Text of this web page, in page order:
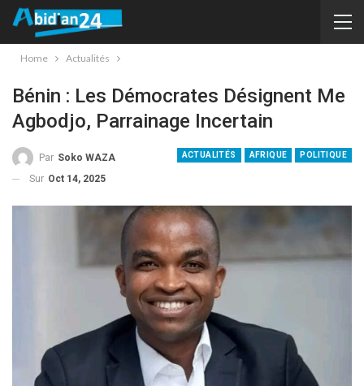
Home Actualités
Bénin : Les Démocrates Désignent Me
Agbodjo, Parrainage Incertain
ACTUALITÉS AFRIQUE POLITIQUE
Par Soko WAZA
Sur Oct 14, 2025